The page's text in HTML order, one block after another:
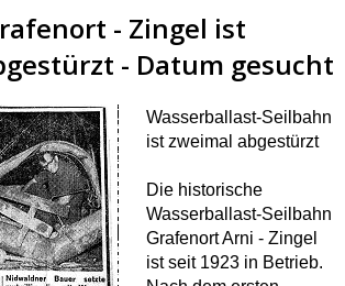
- Zingel ist
- Datum gesucht
Wasserballast-Seilbahn
ist zweimal abgestürzt
Die historische
Wasserballast-Seilbahn
Grafenort Arni - Zingel
ist seit 1923 in Betrieb.